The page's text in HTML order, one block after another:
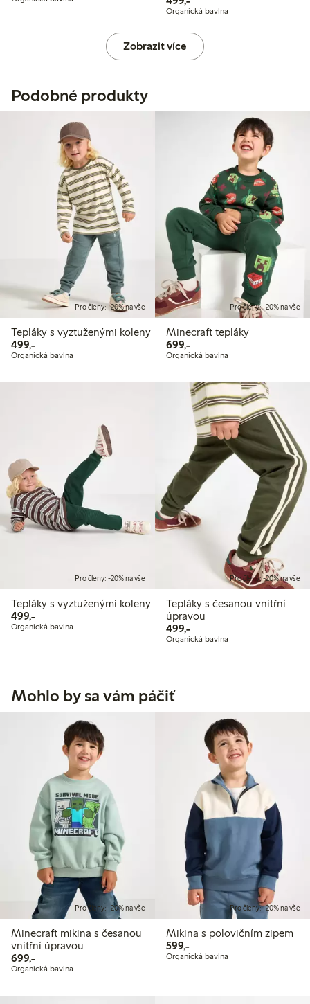
Organická bavlna
Zobrazit více
Podobné produkty
Pro členy: -20% na vše
Tepláky s vyztuženými koleny
499,-499,00 Kč
Organická bavlna
Pro členy: -20% na vše
Minecraft tepláky
699,-699,00 Kč
Organická bavlna
Pro členy: -20% na vše
Tepláky s vyztuženými koleny
499,-499,00 Kč
Organická bavlna
Pro členy: -20% na vše
Tepláky s česanou vnitřní
úpravou
499,-499,00 Kč
Organická bavlna
Mohlo by sa vám páčiť
Pro členy: -20% na vše
Minecraft mikina s česanou
vnitřní úpravou
699,-699,00 Kč
Organická bavlna
Pro členy: -20% na vše
Mikina s polovičním zipem
599,-599,00 Kč
Organická bavlna